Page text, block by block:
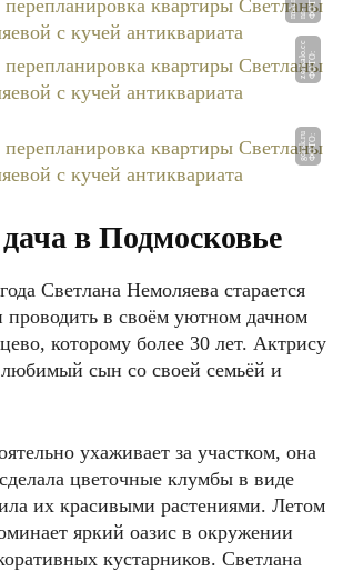
О
-
s
u
Ф
О
Т
О:
z
e
r
k
al
o.
c
c
Ф
О
Т
О:
g
d
r
s
k.
r
u
в Подмосковье
Светлана Немоляева старается
проводить в своём уютном дачном
которому более 30 лет. Актрису
любимый сын со своей семьёй и
ухаживает за участком, она
цветочные клумбы в виде
их красивыми растениями. Летом
яркий оазис в окружении
кустарников. Светлана